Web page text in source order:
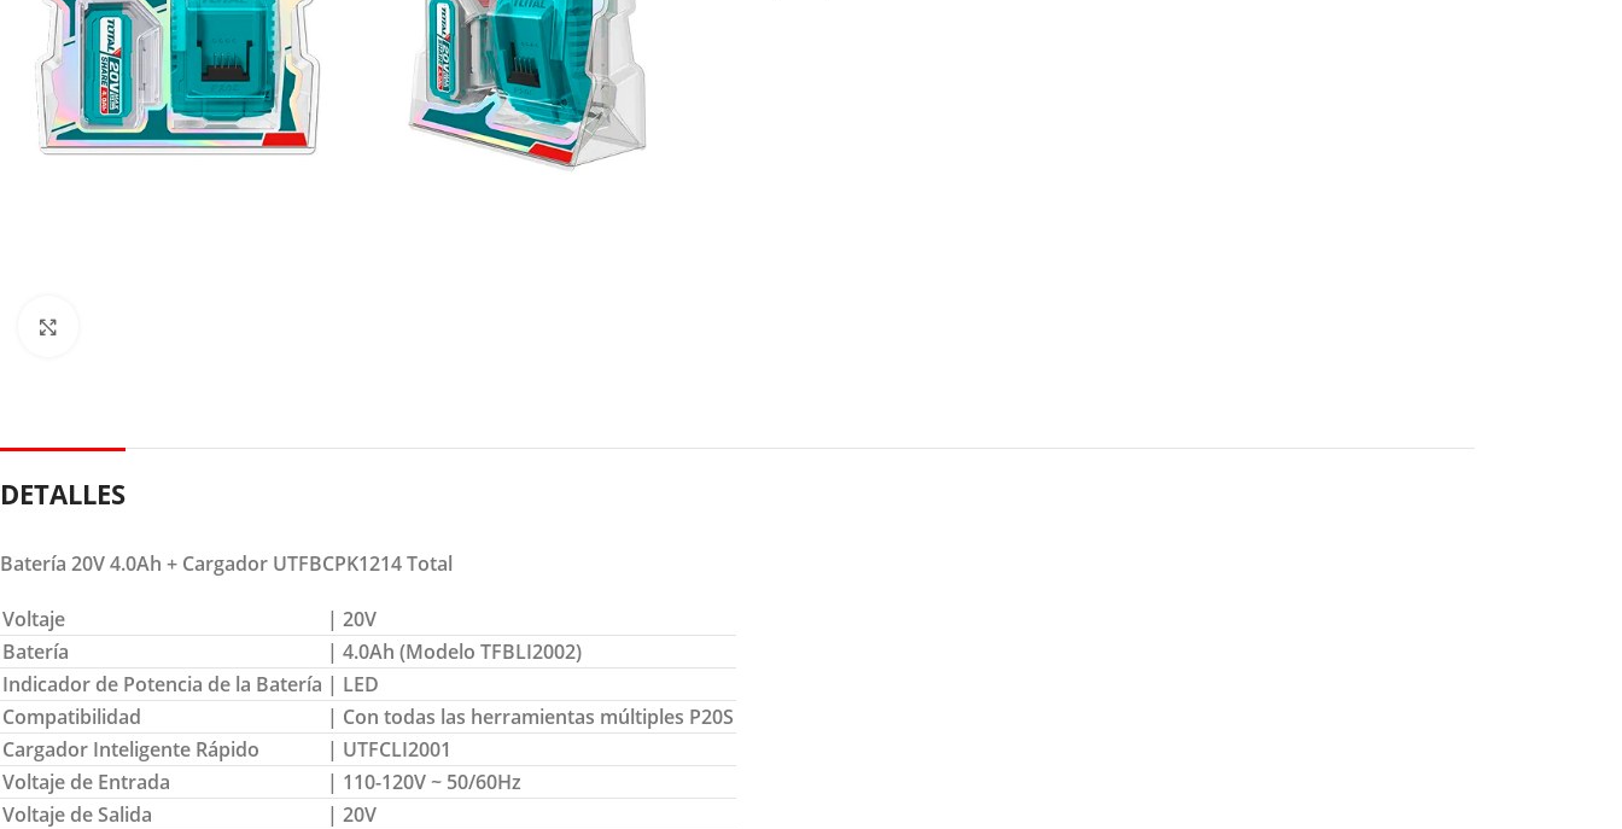
DETALLES
Batería 20V 4.0Ah + Cargador UTFBCPK1214 Total
Voltaje
| 20V
Batería
| 4.0Ah (Modelo TFBLI2002)
Indicador de Potencia de la Batería | LED
Compatibilidad
| Con todas las herramientas múltiples P20S
Cargador Inteligente Rápido
| UTFCLI2001
Voltaje de Entrada
| 110-120V ~ 50/60Hz
Voltaje de Salida
| 20V